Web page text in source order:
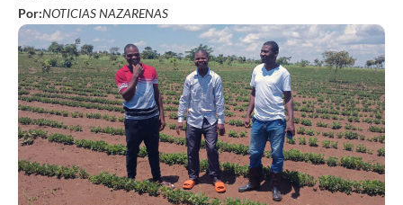
Por:NOTICIAS NAZARENAS